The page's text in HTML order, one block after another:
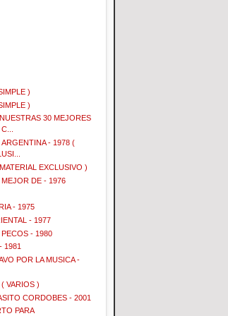
)
)
30 MEJORES
- 1978 (
EXCLUSIVO )
DE - 1976
- 1975
- 1977
- 1980
1981
POR LA MUSICA -
VARIOS )
CORDOBES - 2001
PARA